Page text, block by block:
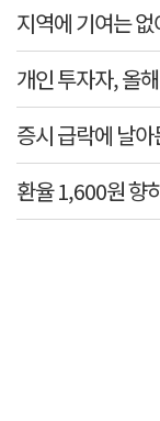
지역에 기여는
개인 투자자, 올
증시 급락에 날
환율 1,600원 향